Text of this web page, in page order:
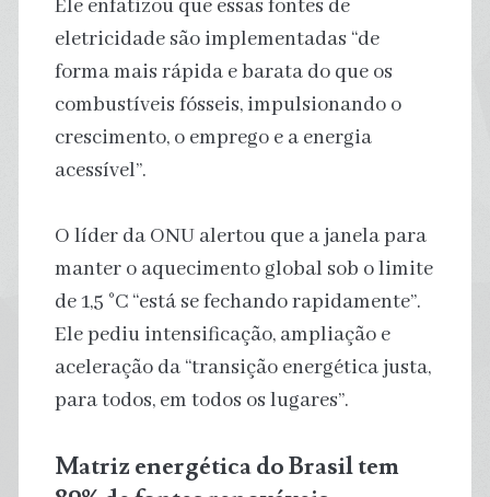
Ele enfatizou que essas fontes de
eletricidade ​​são implementadas “de
forma mais rápida e barata do que os
combustíveis fósseis, impulsionando o
crescimento, o emprego e a energia
acessível”.
O líder da ONU alertou que a janela para
manter o aquecimento global sob o limite
de 1,5 °C “está se fechando rapidamente”.
Ele pediu intensificação, ampliação e
aceleração da “transição energética justa,
para todos, em todos os lugares”.
Matriz energética do Brasil tem